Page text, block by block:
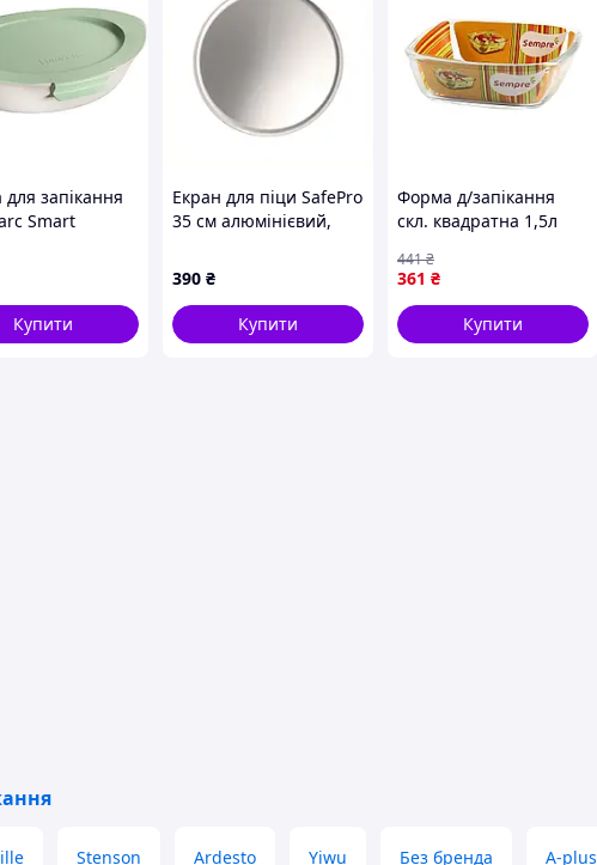
85х130 400 г 50 шт. форми для куліча Christian,
пасок
запікання
Smart
Купити
Екран для піци SafePro
35 см алюмінієвий,
390 ₴
Купити
Форма д/запікання
скл. квадратна 1,5л
361 ₴
441₴
Купити
Stenson Ardesto Yiwu Без бренда A-plus